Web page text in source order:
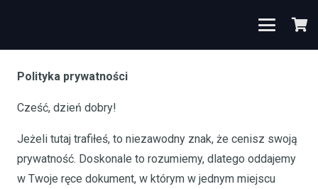
Polityka prywatności
Cześć, dzień dobry!
Jeżeli tutaj trafiłeś, to niezawodny znak, że cenisz swoją
prywatność. Doskonale to rozumiemy, dlatego oddajemy
w Twoje ręce dokument, w którym w jednym miejscu